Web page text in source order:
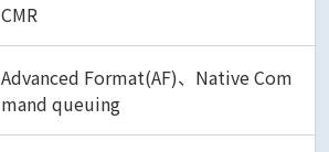
CMR
Advanced Format(AF)、Native Com
mand queuing